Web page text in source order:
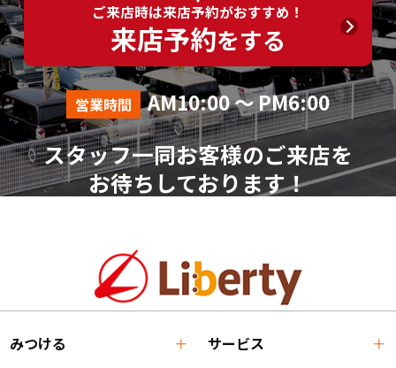
ご来店時は来店予約がおすすめ！
来店予約をする
営業時間 AM10:00 ～ PM6:00
スタッフ一同お客様のご来店を
お待ちしております！
みつける サービス